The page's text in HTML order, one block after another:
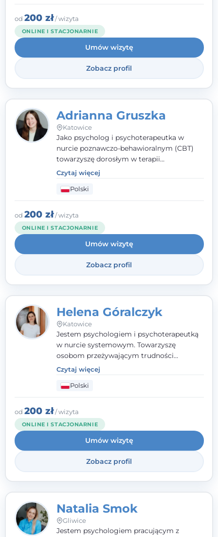
radzeniu sobie z bolesnymi
doświadczeniami tak, by mogli żyć pełniej.
od 200 zł/ wizyta
ONLINE I STACJONARNIE
Umów wizytę
Zobacz profil
Adrianna Gruszka
Katowice
Jako psycholog i psychoterapeutka w
nurcie poznawczo-behawioralnym (CBT)
towarzyszę dorosłym w terapii
indywidualnej oraz nastolatkom od 15. roku
życia. Zależy mi, by naprawdę usłyszeć, z
czym do mnie przychodzisz, i dobrać
sposób pracy do Ciebie - bez gotowych
schematów i bez oceniania.
Czytaj więcej
Polski
od 200 zł/ wizyta
ONLINE I STACJONARNIE
Umów wizytę
Zobacz profil
Helena Góralczyk
Katowice
Jestem psychologiem i psychoterapeutką
w nurcie systemowym. Towarzyszę
osobom przeżywającym trudności
emocjonalne, relacyjne albo znajdującym
się w kryzysie. Liczy się dla mnie
autentyczna, oparta na zaufaniu relacja
oraz przestrzeń, w której każdy poczuje się
wysłuchany i potraktowany z szacunkiem.
Czytaj więcej
Polski
od 200 zł/ wizyta
ONLINE I STACJONARNIE
Umów wizytę
Zobacz profil
Natalia Smok
Gliwice
Jestem psychologiem pracującym z